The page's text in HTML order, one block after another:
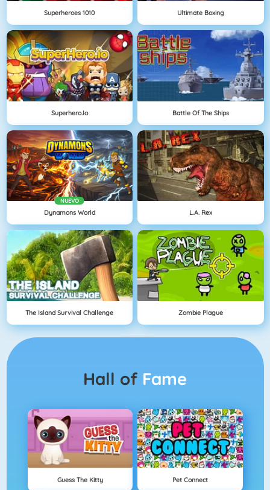
Superheroes 1010 Ultimate Boxing
Superhero.io Battle Of The Ships
NUEVO
Dynamons World L.A. Rex
The Island Survival Challenge Zombie Plague
Hall of Fame
Guess The Kitty Pet Connect